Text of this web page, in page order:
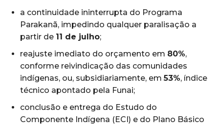
a continuidade ininterrupta do Programa
Parakanã, impedindo qualquer paralisação a
partir de 11 de julho;
reajuste imediato do orçamento em 80%,
conforme reivindicação das comunidades
indígenas, ou, subsidiariamente, em53%, índice
técnico apontado pela Funai;
conclusão e entrega do Estudo do
Componente Indígena (ECI) e do Plano Básico